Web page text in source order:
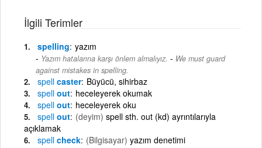
İlgili Terimler
spelling yazım
Yazım hatalarına karşı önlem almalıyız. - We must guard
against mistakes in spelling.
spell caster Büyücü, sihirbaz
spell out heceleyerek okumak
spell out heceleyerek oku
spell out (deyim) spell sth. out (kd) ayrıntılarıyla
açıklamak
spell check (Bilgisayar) yazım denetimi